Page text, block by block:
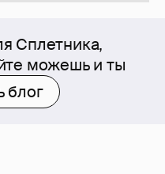
Сплетника,
можешь и ты
блог